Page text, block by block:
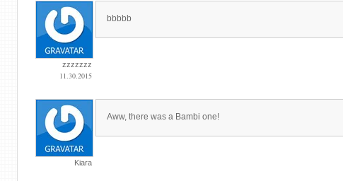
zzzzzzz
11.30.2015
bbbbb
Kiara
Aww, there was a Bambi one!